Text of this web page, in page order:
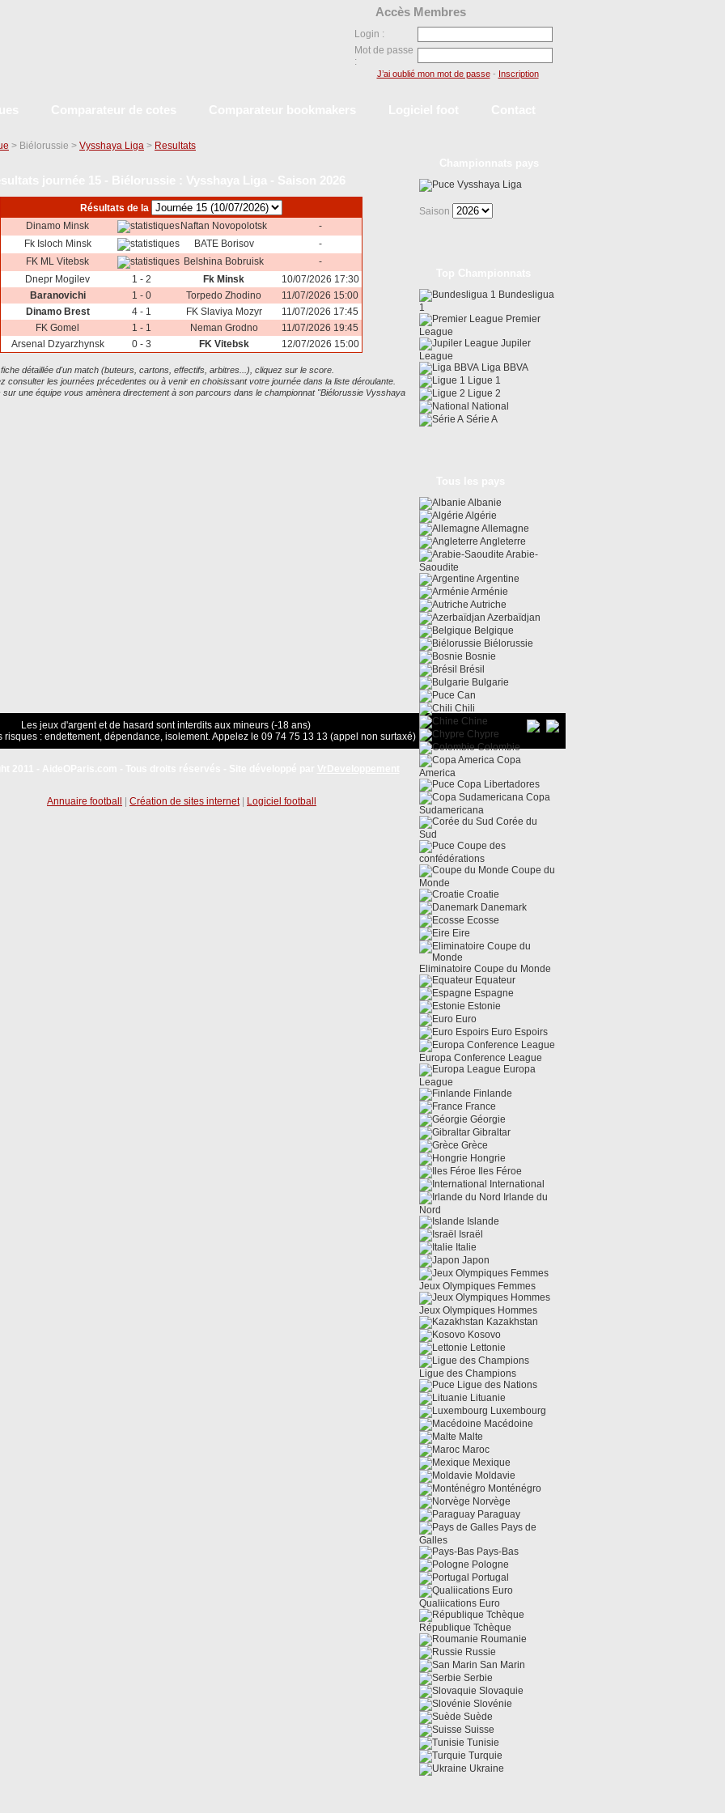
> Biélorussie > Vysshaya Liga > Resultats
Résultats de la
Dinamo Minsk
Naftan Novopolotsk
-
Fk Isloch Minsk
BATE Borisov
-
FK ML Vitebsk
Belshina Bobruisk
-
Dnepr Mogilev
1 - 2 Fk Minsk
10/07/2026 17:30
Baranovichi
1 - 0 Torpedo Zhodino
11/07/2026 15:00
Dinamo Brest
4 - 1 FK Slaviya Mozyr
11/07/2026 17:45
FK Gomel
1 - 1 Neman Grodno
11/07/2026 19:45
Arsenal Dzyarzhynsk
0 - 3 FK Vitebsk 12/07/2026 15:00
détaillée d'un match (buteurs, cartons, effectifs, arbitres...), cliquez sur le score.
consulter les journées précedentes ou à venir en choisissant votre journée dans la liste déroulante.
sur une équipe vous amènera directement à son parcours dans le championnat "Biélorussie Vysshaya
Vysshaya Liga
Saison
Bundesligua
1
Premier
League
Jupiler
League
Liga BBVA
Ligue 1
Ligue 2
National
Série A
Albanie
Algérie
Allemagne
Angleterre
Arabie-
Saoudite
Argentine
Arménie
Autriche
Azerbaïdjan
Belgique
Biélorussie
Bosnie
Brésil
Bulgarie
Can
Chili
Chine
Chypre
Colombie
Copa
America
Copa Libertadores
Copa
Sudamericana
Corée du
Sud
Coupe des
confédérations
Coupe du
Monde
Croatie
Danemark
Ecosse
Eire
Eliminatoire Coupe du Monde
Equateur
Espagne
Estonie
Euro
Euro Espoirs
Europa Conference League
Europa
League
Finlande
France
Géorgie
Gibraltar
Grèce
Hongrie
Iles Féroe
International
Irlande du
Nord
Islande
Israël
Italie
Japon
Jeux Olympiques Femmes
Jeux Olympiques Hommes
Kazakhstan
Kosovo
Lettonie
Ligue des Champions
Ligue des Nations
Lituanie
Luxembourg
Macédoine
Malte
Maroc
Mexique
Moldavie
Monténégro
Norvège
Paraguay
Pays de
Galles
Pays-Bas
Pologne
Portugal
Qualiications Euro
République Tchèque
Roumanie
Russie
San Marin
Serbie
Slovaquie
Slovénie
Suède
Suisse
Tunisie
Turquie
Ukraine
Les jeux d'argent et de hasard sont interdits aux mineurs (-18 ans)
risques : endettement, dépendance, isolement. Appelez le 09 74 75 13 13 (appel non surtaxé)
Annuaire football Création de sites internet| Logiciel football
Accès Membres
Login :
Mot de passe
:
J’ai oublié mon mot de passe- Inscription